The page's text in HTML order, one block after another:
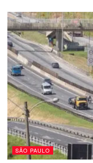
SÃO PAULO